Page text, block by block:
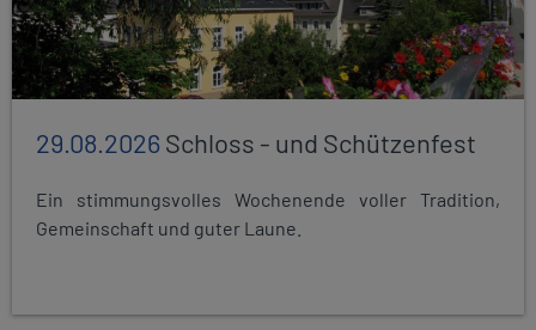
29.08.2026Schloss - und Schützenfest
Ein stimmungsvolles Wochenende voller Tradition,
Gemeinschaft und guter Laune.